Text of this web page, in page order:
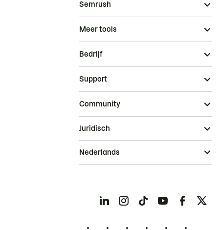
Semrush
Meer tools
Bedrijf
Support
Community
Juridisch
Nederlands